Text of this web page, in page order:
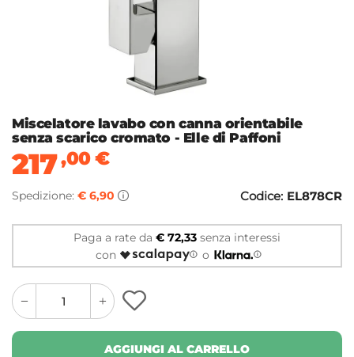
Miscelatore lavabo con canna orientabile
senza scarico cromato - Elle di Paffoni
217,00€
Spedizione: € 6,90 Codice: EL878CR
Paga a rate da € 72,33 senza interessi
con
o
quantity
button
quantity
minus
button
AGGIUNGI AL CARRELLO